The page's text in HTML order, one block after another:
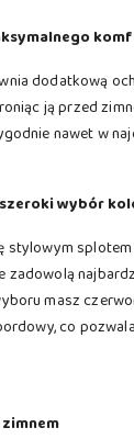
dodatkową
ją przed
nawet w
wybór
stylowym
masz
co